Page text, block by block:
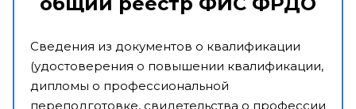
Сведения из документов о квалификации
(удостоверения о повышении квалификации,
дипломы о профессиональной
переподготовке, свидетельства о профессии